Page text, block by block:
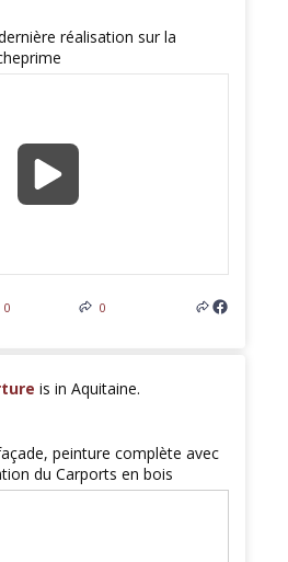
réalisation sur la
0 0
is in Aquitaine.
peinture complète avec
du Carports en bois